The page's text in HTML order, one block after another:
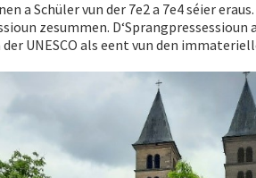
a Schüler vun der 7e2 a 7e4 séier
zesummen.
UNESCO als eent vun den